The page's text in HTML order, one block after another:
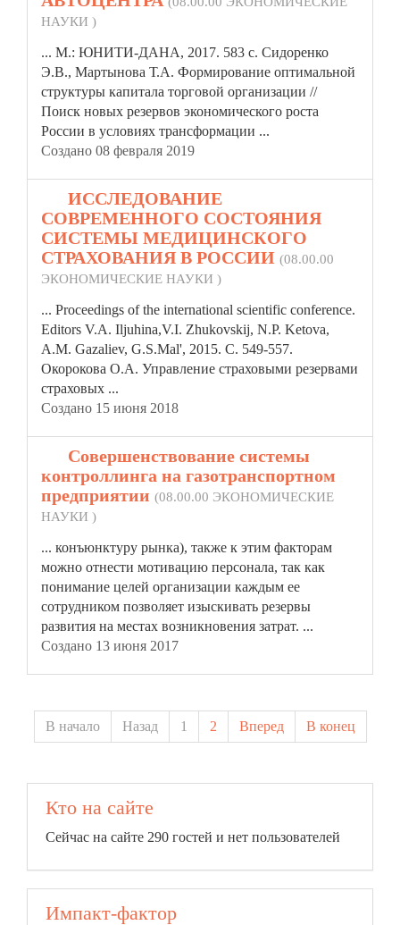
НАУКИ )
... М.: ЮНИТИ-ДАНА, 2017. 583 c. Сидоренко
Э.В., Мартынова Т.А. Формирование оптимальной
структуры капитала торговой организации //
Поиск новых резервов экономического роста
России в условиях трансформации ...
Создано 08 февраля 2019
ИССЛЕДОВАНИЕ
СОВРЕМЕННОГО СОСТОЯНИЯ
СИСТЕМЫ МЕДИЦИНСКОГО
СТРАХОВАНИЯ В РОССИИ (08.00.00
ЭКОНОМИЧЕСКИЕ НАУКИ )
... Proceedings of the international scientific conference.
Editors V.A. Iljuhina,V.I. Zhukovskij, N.P. Ketova,
A.M. Gazaliev, G.S.Mal', 2015. С. 549-557.
Окорокова О.А. Управление страховыми резервами
страховых ...
Создано 15 июня 2018
Совершенствование системы
контроллинга на газотранспортном
предприятии (08.00.00 ЭКОНОМИЧЕСКИЕ
НАУКИ )
... конъюнктуру рынка), также к этим факторам
можно отнести мотивацию персонала, так как
понимание целей организации каждым ее
сотрудником позволяет изыскивать резервы
развития на местах возникновения затрат. ...
Создано 13 июня 2017
В начало Назад 1 2 Вперед В конец
Кто на сайте
Сейчас на сайте 290 гостей и нет пользователей
Импакт-фактор